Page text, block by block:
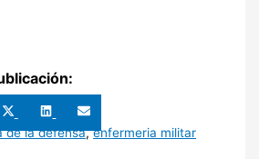
Compartir
en
X
(Twitter)
Compartir
en
LinkedIn
Compartir
en
Email
de la defensa,enfermeria militar